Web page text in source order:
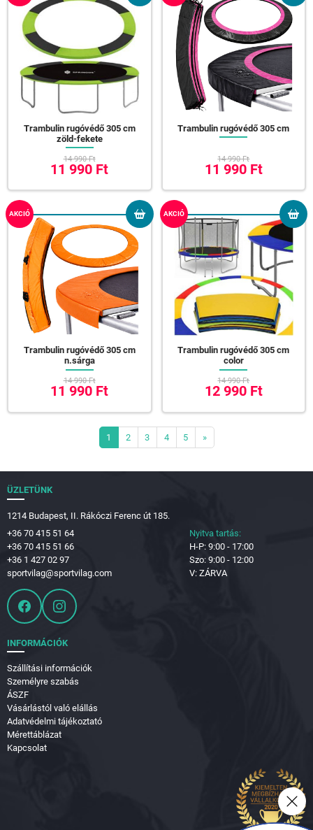
Trambulin rugóvédő 305 cm
zöld-fekete
14 990 Ft
11 990 Ft
Trambulin rugóvédő 305 cm
14 990 Ft
11 990 Ft
AKCIÓ
Trambulin rugóvédő 305 cm
n.sárga
14 990 Ft
11 990 Ft
AKCIÓ
Trambulin rugóvédő 305 cm
color
14 990 Ft
12 990 Ft
1 2 3 4 5 »
ÜZLETÜNK
1214 Budapest, II. Rákóczi Ferenc út 185.
+36 70 415 51 64
+36 70 415 51 66
+36 1 427 02 97
sportvilag@sportvilag.com
Nyitva tartás:
H-P: 9:00 - 17:00
Szo: 9:00 - 12:00
V: ZÁRVA
INFORMÁCIÓK
Szállítási információk
Személyre szabás
ÁSZF
Vásárlástól való elállás
Adatvédelmi tájékoztató
Mérettáblázat
Kapcsolat